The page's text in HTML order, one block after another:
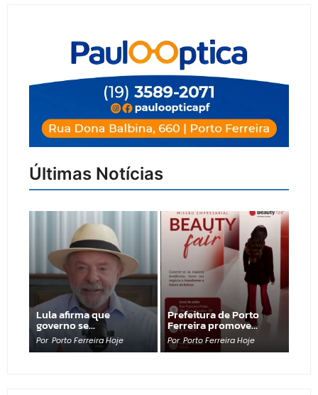
Últimas Notícias
Lula afirma que
governo se…
Por Porto Ferreira Hoje
Prefeitura de Porto
Ferreira promove…
Por Porto Ferreira Hoje